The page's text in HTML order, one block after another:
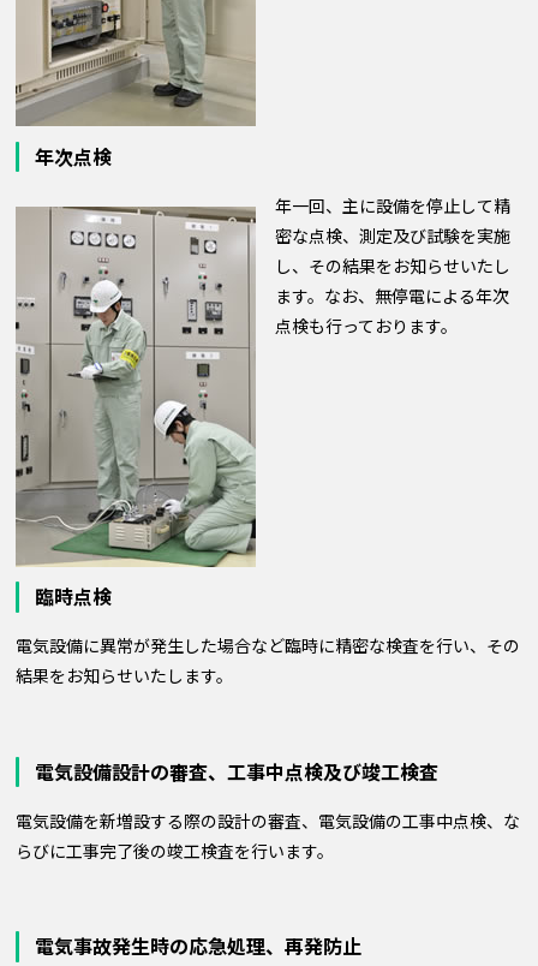
年次点検
年一回、主に設備を停止して精
密な点検、測定及び試験を実施
し、その結果をお知らせいたし
ます。なお、無停電による年次
点検も行っております。
臨時点検
電気設備に異常が発生した場合など臨時に精密な検査を行い、その
結果をお知らせいたします。
電気設備設計の審査、工事中点検及び竣工検査
電気設備を新増設する際の設計の審査、電気設備の工事中点検、な
らびに工事完了後の竣工検査を行います。
電気事故発生時の応急処理、再発防止